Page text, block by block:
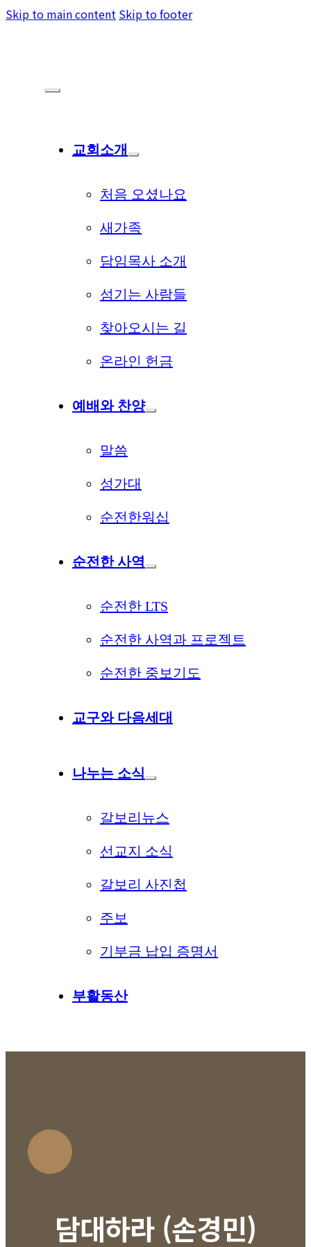
Skip to main content Skip to footer
교회소개
처음 오셨나요
새가족
담임목사 소개
섬기는 사람들
찾아오시는 길
온라인 헌금
예배와 찬양
말씀
성가대
순전한워십
순전한 사역
순전한 LTS
순전한 사역과 프로젝트
순전한 중보기도
교구와 다음세대
나누는 소식
갈보리뉴스
선교지 소식
갈보리 사진첩
주보
기부금 납입 증명서
부활동산
담대하라 (손경민)